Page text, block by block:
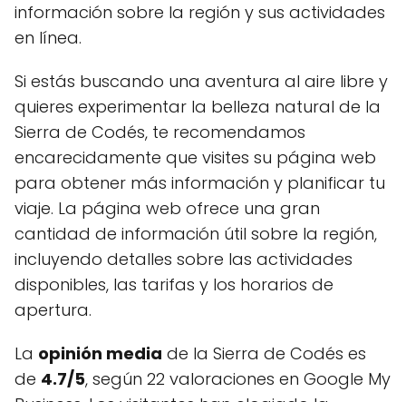
información sobre la región y sus actividades
en línea.
Si estás buscando una aventura al aire libre y
quieres experimentar la belleza natural de la
Sierra de Codés, te recomendamos
encarecidamente que visites su página web
para obtener más información y planificar tu
viaje. La página web ofrece una gran
cantidad de información útil sobre la región,
incluyendo detalles sobre las actividades
disponibles, las tarifas y los horarios de
apertura.
La opinión media de la Sierra de Codés es
de 4.7/5, según 22 valoraciones en Google My